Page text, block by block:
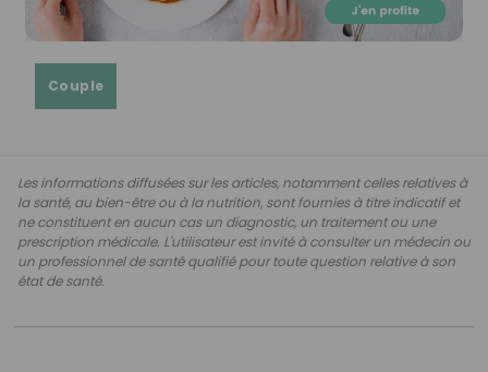
Couple
Les informations diffusées sur les articles, notamment celles relatives à
la santé, au bien-être ou à la nutrition, sont fournies à titre indicatif et
ne constituent en aucun cas un diagnostic, un traitement ou une
prescription médicale. L'utilisateur est invité à consulter un médecin ou
un professionnel de santé qualifié pour toute question relative à son
état de santé.